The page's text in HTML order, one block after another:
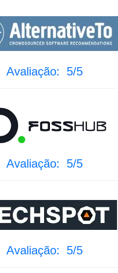
Avaliação: 5/5
Avaliação: 5/5
Avaliação: 5/5